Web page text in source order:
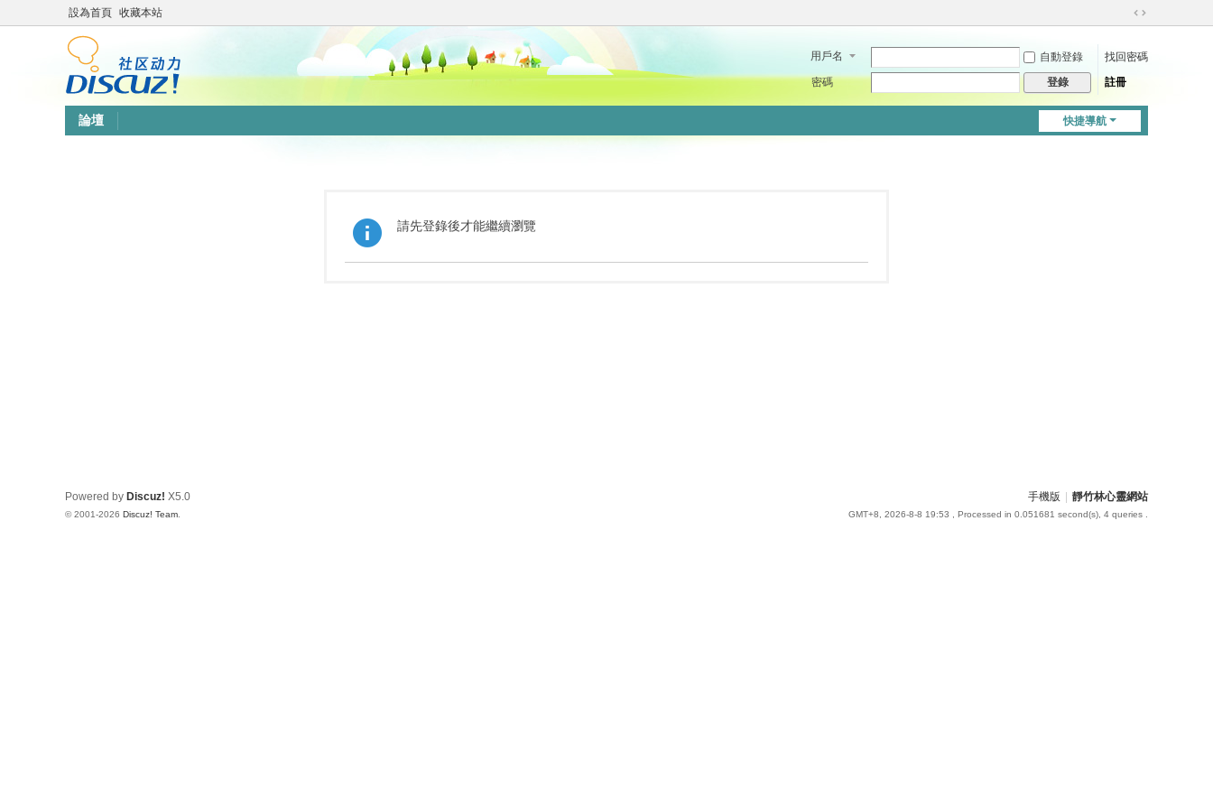
設為首頁 收藏本站
切
到
用戶名 自動登錄
找回密碼
密碼
登錄 註冊
快捷導航
論壇
請先登錄後才能繼續瀏覽
手機版 靜竹林心靈網站
GMT+8, 2026-8-8 19:53 , Processed in 0.051681 second(s), 4 queries .
Powered by Discuz! X5.0
© 2001-2026 Discuz! Team